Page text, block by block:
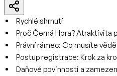
Rychlé shrnutí
Proč Černá Hora? Atraktivita
Právní rámec: Co musíte
Postup registrace: Krok za
Daňové povinnosti a